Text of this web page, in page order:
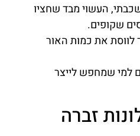
העשוי מבד שחציו
שקופים.
לווסת את כמות האור
למי שמחפש לייצר
זברה